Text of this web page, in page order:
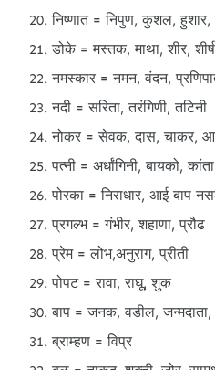
निष्णात = निपुण, कुशल,
डोके = मस्तक, माथा, शीर, शीर्ष
नमस्कार = नमन, वंदन,
नदी = सरिता, तरंगिणी, तटिनी
नोकर = सेवक, दास, चाकर,
पत्नी = अर्धांगिनी, बायको,
पोरका = निराधार, आई बाप
प्रगल्भ = गंभीर, शहाणा, प्रौढ
प्रेम = लोभ,अनुराग, प्रीती
पोपट = रावा, राघू, शुक
बाप = जनक, वडील, जन्मदाता,
ब्राम्हण = विप्र